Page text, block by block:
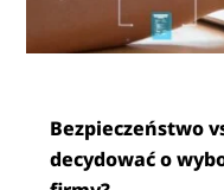
Bezpieczeństwo
decydować o